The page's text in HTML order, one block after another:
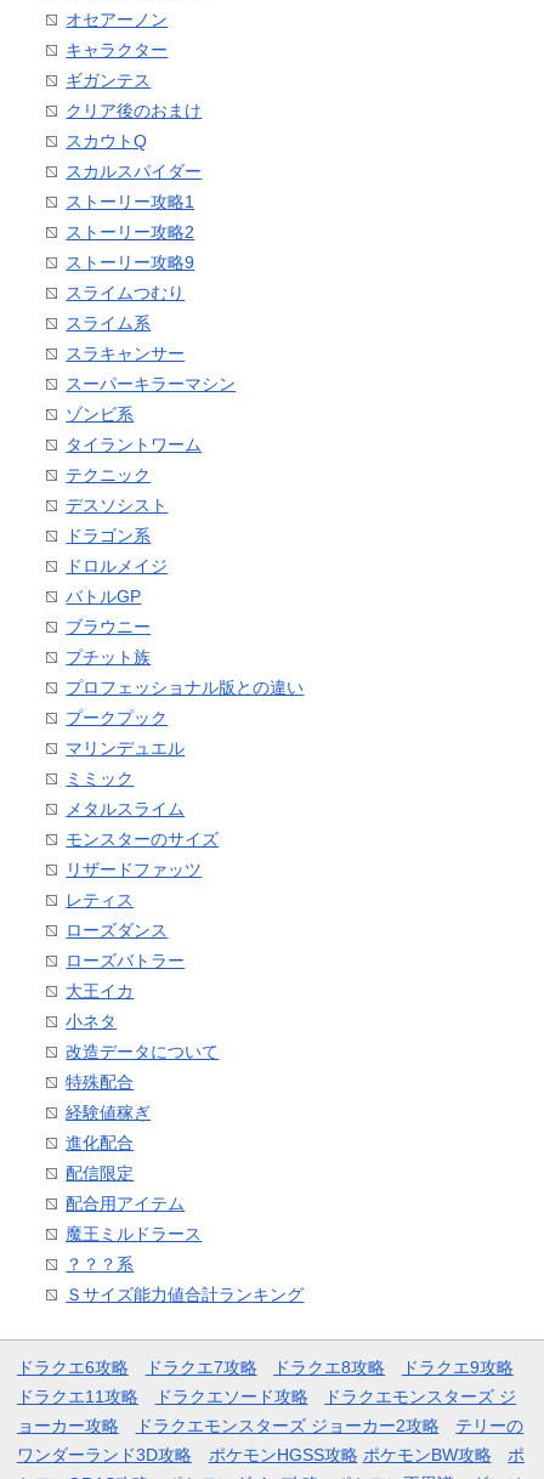
オセアーノン
キャラクター
ギガンテス
クリア後のおまけ
スカウトQ
スカルスパイダー
ストーリー攻略1
ストーリー攻略2
ストーリー攻略9
スライムつむり
スライム系
スラキャンサー
スーパーキラーマシン
ゾンビ系
タイラントワーム
テクニック
デスソシスト
ドラゴン系
ドロルメイジ
バトルGP
ブラウニー
プチット族
プロフェッショナル版との違い
プークプック
マリンデュエル
ミミック
メタルスライム
モンスターのサイズ
リザードファッツ
レティス
ローズダンス
ローズバトラー
大王イカ
小ネタ
改造データについて
特殊配合
経験値稼ぎ
進化配合
配信限定
配合用アイテム
魔王ミルドラース
？？？系
Ｓサイズ能力値合計ランキング
ドラクエ6攻略 ドラクエ7攻略 ドラクエ8攻略
ドラクエ9攻略
ドラクエ11攻略
ドラクエソード攻略
ドラクエモンスターズ ジ
ョーカー攻略
ドラクエモンスターズ ジョーカー2攻略
テリーの
ワンダーランド3D攻略
ポケモンHGSS攻略 ポケモンBW攻略
ポ